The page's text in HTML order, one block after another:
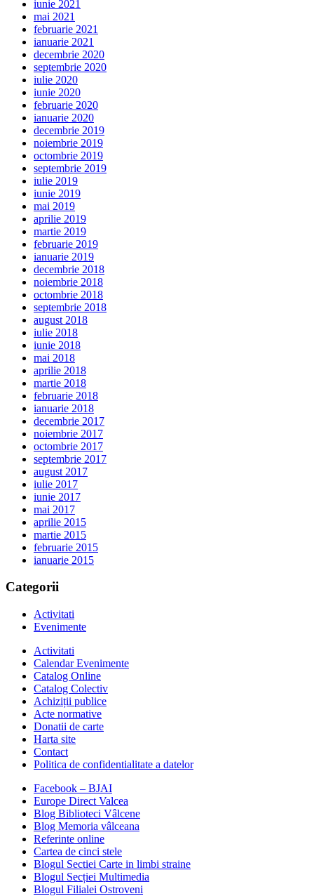
iunie 2021
mai 2021
februarie 2021
ianuarie 2021
decembrie 2020
septembrie 2020
iulie 2020
iunie 2020
februarie 2020
ianuarie 2020
decembrie 2019
noiembrie 2019
octombrie 2019
septembrie 2019
iulie 2019
iunie 2019
mai 2019
aprilie 2019
martie 2019
februarie 2019
ianuarie 2019
decembrie 2018
noiembrie 2018
octombrie 2018
septembrie 2018
august 2018
iulie 2018
iunie 2018
mai 2018
aprilie 2018
martie 2018
februarie 2018
ianuarie 2018
decembrie 2017
noiembrie 2017
octombrie 2017
septembrie 2017
august 2017
iulie 2017
iunie 2017
mai 2017
aprilie 2015
martie 2015
februarie 2015
ianuarie 2015
Categorii
Activitati
Evenimente
Activitati
Calendar Evenimente
Catalog Online
Catalog Colectiv
Achiziții publice
Acte normative
Donatii de carte
Harta site
Contact
Politica de confidentialitate a datelor
Facebook – BJAI
Europe Direct Valcea
Blog Biblioteci Vâlcene
Blog Memoria vâlceana
Referinte online
Cartea de cinci stele
Blogul Sectiei Carte in limbi straine
Blogul Secției Multimedia
Blogul Filialei Ostroveni